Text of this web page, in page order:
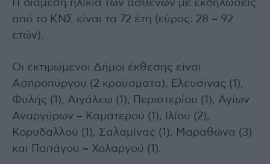
Η διάμεση ηλικία των ασθενών με εκδηλώσεις
από το ΚΝΣ είναι τα 72 έτη (εύρος: 28 – 92
ετών).
Οι εκτιμώμενοι Δήμοι έκθεσης είναι
Ασπροπύργου (2 κρούσματα), Ελευσίνας (1),
Φυλής (1), Αιγάλεω (1), Περιστερίου (1), Αγίων
Αναργύρων – Καματερού (1), Ιλίου (2),
Κορυδαλλού (1), Σαλαμίνας (1), Μαραθώνα (3)
και Παπάγου – Χολαργού (1).